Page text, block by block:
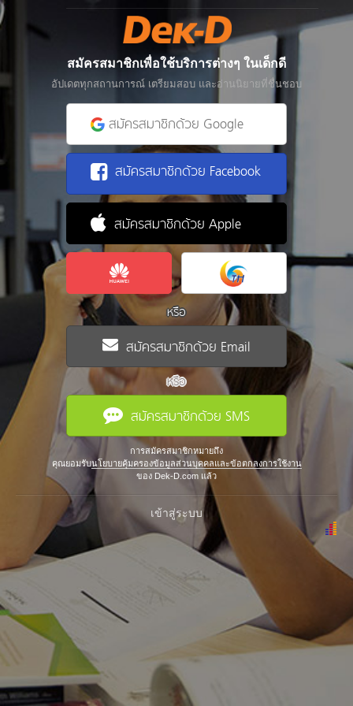
สมัครสมาชิกเพื่อใช้บริการต่างๆ ในเด็กดี
อัปเดตทุกสถานการณ์ เตรียมสอบ และอ่านนิยายที่ชื่นชอบ
สมัครสมาชิกด้วย Google
สมัครสมาชิกด้วย Facebook
สมัครสมาชิกด้วย Apple
หรือ
สมัครสมาชิกด้วย Email
หรือ
สมัครสมาชิกด้วย SMS
การสมัครสมาชิกหมายถึง
คุณยอมรับนโยบายคุ้มครองข้อมูลส่วนบุคคลและข้อตกลงการใช้งาน
ของ Dek-D.com แล้ว
เข้าสู่ระบบ